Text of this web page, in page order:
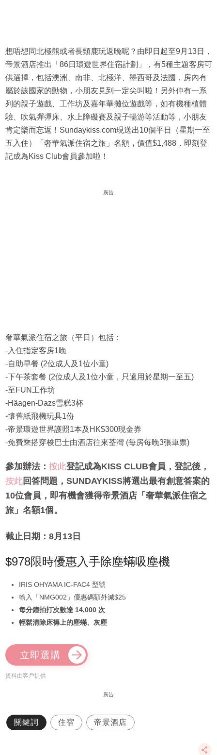
想唔想同北極熊或者長頸鹿玩返晚呢？由即日起至9月13日，
帝景酒店推出「86日環遊世界住宿計劃」，有5種主題客房可
供選擇，包括澳洲、南非、北極洋、墨西哥及法國，房內有
屬於該國家的動物，小朋友見到一定尖叫啦！另外仲有一系
列的親子遊戲、工作坊及嘉年華攤位遊戲等，如有機種植體
驗、吹氣彈彈床、水上障礙賽及親子暢游等活動等，小朋友
肯定樂而忘返！Sundaykiss.com現送出10個平日（星期一至
五入住）「奢華氣派住宿之旅」名額， 價值$1,488，即刻登
記成為Kiss Club會員參加啦！
廣告
奢華氣派住宿之旅（平日）包括：
-入住指定客房1晚
-自助早餐 (2位成人及1位小童)
-下午茶套餐 (2位成人及1位小童，只適用於星期一至五)
-至FUN工作坊
-Häagen-Dazs雪糕3杯
-懷舊紙飛機玩具1份
-帝景環遊世界護照1本及HK$300現金券
-免費乘搭穿梭巴士由酒店往來荃灣 (每房每晚3張車票)
參加辦法： 按此登記成為KISS CLUB會員，登記後，
按此回答問題，SUNDAYKISS將選出最有創意答案的
10位會員，即有機會獲得帝景酒店「奢華氣派住宿之
旅」名額1個。
截止日期：8月13日
$978限時優惠入手除塵蟎吸塵機
IRIS OHYAMA IC-FAC4 型號
輸入「NMG002」優惠碼額外減$25
每分鐘拍打次數達 14,000 次
輕鬆清除床褥上的塵蟎、灰塵
立即選購
資料由客戶提供
廣告
關鍵詞 住宿 帝景酒店